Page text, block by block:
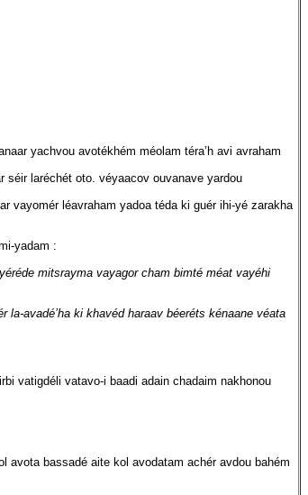
yachvou avotékhém méolam téra’h avi avraham
séir laréchét oto. véyaacov ouvanave yardou
vayomér léavraham yadoa téda ki guér ihi-yé zarakha
yadam :
mitsrayma vayagor cham bimté méat vayéhi
avadé’ha ki khavéd haraav béeréts kénaane véata
vatigdéli vatavo-i baadi adain chadaim nakhonou
avota bassadé aite kol avodatam achér avdou bahém